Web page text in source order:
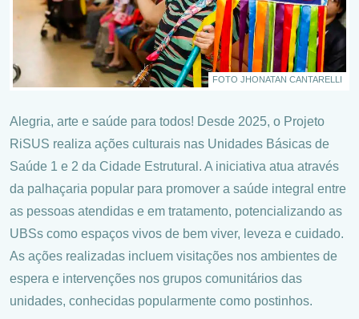
FOTO JHONATAN CANTARELLI
Alegria, arte e saúde para todos! Desde 2025, o Projeto
RiSUS realiza ações culturais nas Unidades Básicas de
Saúde 1 e 2 da Cidade Estrutural. A iniciativa atua através
da palhaçaria popular para promover a saúde integral entre
as pessoas atendidas e em tratamento, potencializando as
UBSs como espaços vivos de bem viver, leveza e cuidado.
As ações realizadas incluem visitações nos ambientes de
espera e intervenções nos grupos comunitários das
unidades, conhecidas popularmente como postinhos.